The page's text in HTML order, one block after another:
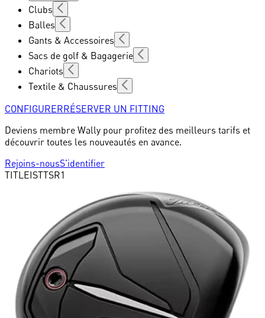
Clubs
Balles
Gants & Accessoires
Sacs de golf & Bagagerie
Chariots
Textile & Chaussures
CONFIGURERRÉSERVER UN FITTING
Deviens membre Wally pour profitez des meilleurs tarifs et
découvrir toutes les nouveautés en avance.
Rejoins-nousS'identifier
TITLEISTTSR1